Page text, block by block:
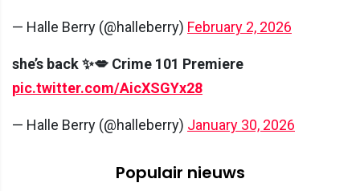
— Halle Berry (@halleberry) February 2, 2026
she’s back ✨💋 Crime 101 Premiere
pic.twitter.com/AicXSGYx28
— Halle Berry (@halleberry) January 30, 2026
Populair nieuws